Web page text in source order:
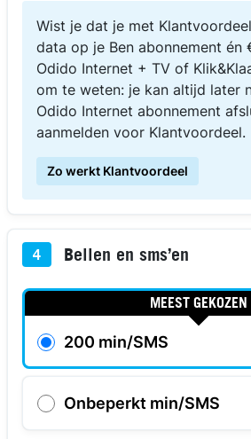
Wist je dat je met
data op je Ben abonnement
Odido Internet + TV of
om te weten: je kan altijd later
Odido Internet abonnement
aanmelden voor Klantvoordeel.
Zo werkt Klantvoordeel
4 Bellen en sms’en
MEEST GEKOZEN
200 min/SMS
Onbeperkt min/SMS